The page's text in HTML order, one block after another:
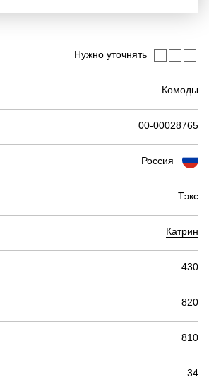
Нужно уточнять
Комоды
00-00028765
Россия
Тэкс
Катрин
430
820
810
34